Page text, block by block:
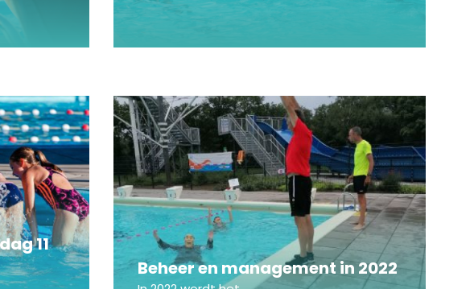
11
Beheer en management in 2022